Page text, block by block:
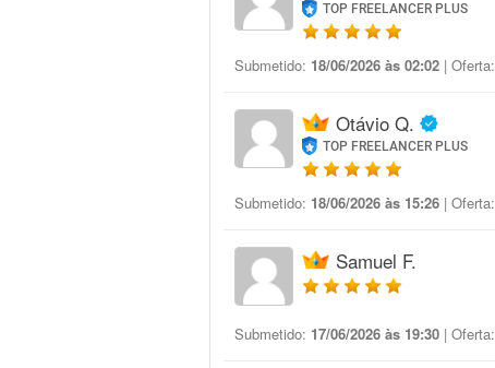
TOP FREELANCER PLUS
Submetido: 18/06/2026 às 02:02 | Oferta:
Otávio Q.
TOP FREELANCER PLUS
Submetido: 18/06/2026 às 15:26 | Oferta:
Samuel F.
Submetido: 17/06/2026 às 19:30 | Oferta: